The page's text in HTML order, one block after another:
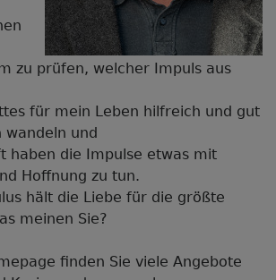
zu prüfen, welcher Impuls aus
für mein Leben hilfreich und gut
wandeln und
haben die Impulse etwas mit
Hoffnung zu tun.
hält die Liebe für die größte
meinen Sie?
finden Sie viele Angebote